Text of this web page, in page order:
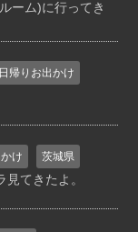
ーム)に行ってき
日帰りお出かけ
け 茨城県
てきたよ。